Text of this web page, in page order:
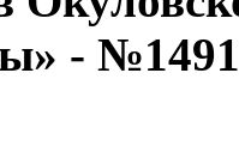
- №1491